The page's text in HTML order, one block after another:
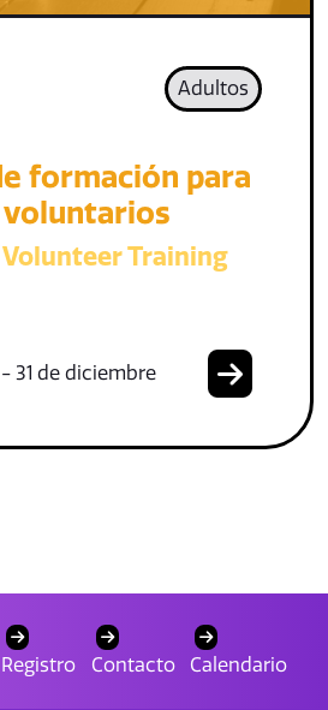
Adultos
formación para
voluntarios
Training
31 de diciembre
Registro Contacto Calendario